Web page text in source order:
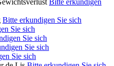
Bitte erkundigen Sie sich
Sie sich
Sie sich
Sie sich
Sie sich